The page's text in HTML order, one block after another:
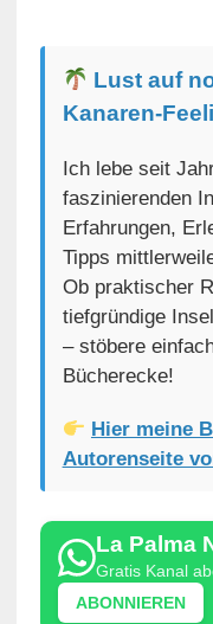
Lust auf
Kanaren-
Ich lebe seit
faszinierenden
Erfahrungen,
Tipps
Ob praktischer
tiefgründige
– stöbere
Bücherecke!
Hier meine
Autorenseite
La Palma
Gratis Kanal
ABONNIEREN